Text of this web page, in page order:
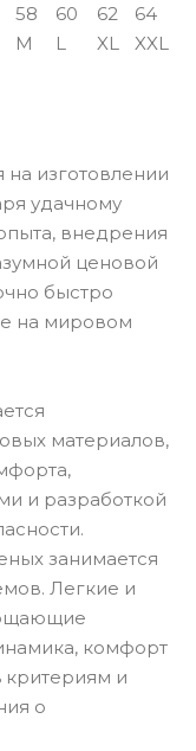
58 60 62
64
M L XL XXL
на изготовлении
удачному
внедрения
ценовой
быстро
на мировом
материалов,
и разработкой
занимается
Легкие и
комфорт
критериям и
о